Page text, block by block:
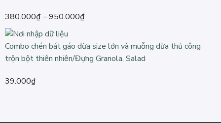
380.000₫–950.000₫Khoảng
380.000₫
đến
Combo chén bát gáo dừa size lớn và muỗng dừa thủ công
trộn bột thiên nhiên/Đựng Granola, Salad
39.000₫